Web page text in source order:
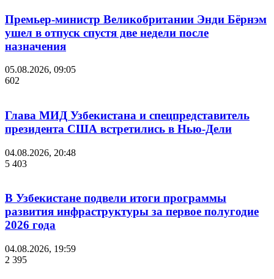
Премьер-министр Великобритании Энди Бёрнэм
ушел в отпуск спустя две недели после
назначения
05.08.2026, 09:05
602
Глава МИД Узбекистана и спецпредставитель
президента США встретились в Нью-Дели
04.08.2026, 20:48
5 403
В Узбекистане подвели итоги программы
развития инфраструктуры за первое полугодие
2026 года
04.08.2026, 19:59
2 395